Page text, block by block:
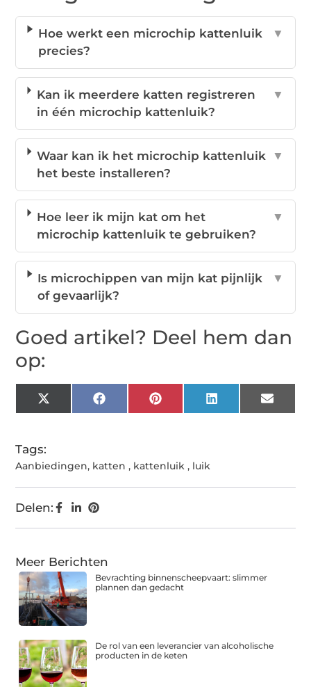
Hoe werkt een microchip kattenluik
precies?
▼
Kan ik meerdere katten registreren
in één microchip kattenluik?
▼
Waar kan ik het microchip kattenluik
het beste installeren?
▼
Hoe leer ik mijn kat om het
microchip kattenluik te gebruiken?
▼
Is microchippen van mijn kat pijnlijk
of gevaarlijk?
▼
Goed artikel? Deel hem dan
op:
X
(Twitter)
FacebookPinterestLinkedIn Email
Tags:
Aanbiedingen, katten , kattenluik , luik
Delen:
Meer Berichten
Bevrachting binnenscheepvaart: slimmer
plannen dan gedacht
De rol van een leverancier van alcoholische
producten in de keten